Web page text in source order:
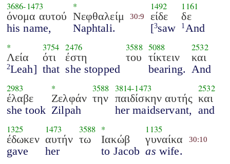
3686-1473
όνομα αυτού
his name,
*
Νεφθαλείμ
Naphtali.
30:9
1492
είδε
[3saw
1161
δε
1 And
*
Λεία
2Leah]
3754
ότι
that
2476
έστη
she stopped
3588
του
5088
τίκτειν
bearing.
2532
και
And
2983
έλαβε
she took
*
Ζελφάν
Zilpah
3588
την
3814-1473
παιδίσκην αυτής
her maidservant,
2532
και
and
1325
έδωκεν
gave
1473
αυτήν
her
3588
τω
*
Ιακώβ
to Jacob
1135
γυναίκα
as wife.
30:10